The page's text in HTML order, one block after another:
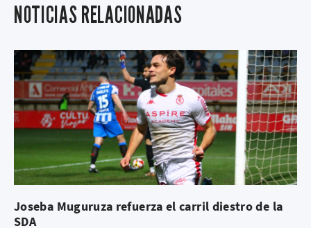
NOTICIAS RELACIONADAS
Joseba Muguruza refuerza el carril diestro de la
SDA